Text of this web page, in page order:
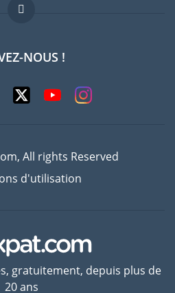
d'emploi
FAQ
ExpertsNOUS !
All rights Reserved
d'utilisation
gratuitement, depuis plus de
20 ans